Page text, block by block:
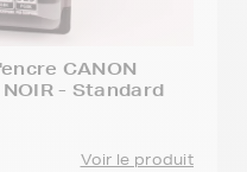
CANON
- Standard
Voir le produit